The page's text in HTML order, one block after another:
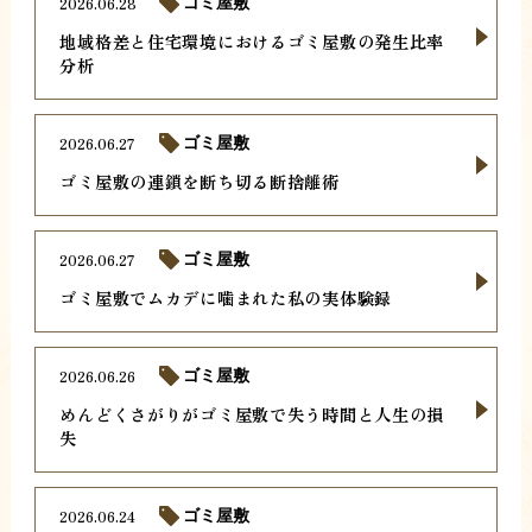
地域格差と住宅環境におけるゴミ屋敷の発生比率
分析
ゴミ屋敷の連鎖を断ち切る断捨離術
2026.06.27 ゴミ屋敷
ゴミ屋敷でムカデに噛まれた私の実体験録
2026.06.27 ゴミ屋敷
めんどくさがりがゴミ屋敷で失う時間と人生の損
失
2026.06.26 ゴミ屋敷
2026.06.24 ゴミ屋敷